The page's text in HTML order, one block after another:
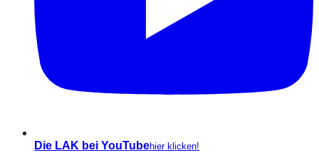
Die LAK bei YouTubehier klicken!